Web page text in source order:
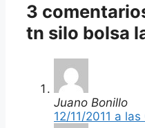
3
tn silo bolsa
Juano Bonillo
12/11/2011 a